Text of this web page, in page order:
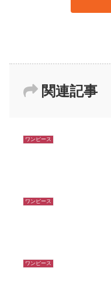
関連記事
ワンピース
ワンピース
ワンピース